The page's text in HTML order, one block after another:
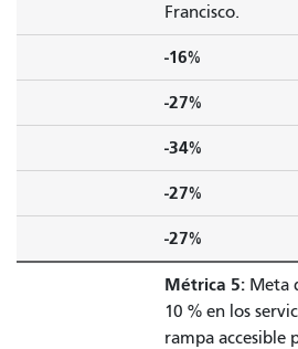
Francisco.
-16%
-27%
-34%
-27%
-27%
Métrica 5:Meta
10 % en los
rampa accesible